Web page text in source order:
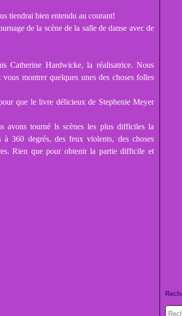
tiendrai bien entendu au courant!
de la scène de la salle de danse avec de
Hardwicke, la réalisatrice. Nous
montrer quelques unes des choses folles
que le livre délicieux de Stephenie Meyer
avons tourné ls scènes les plus difficiles la
360 degrés, des feux violents, des choses
Rien que pour obtenir la partie difficile et